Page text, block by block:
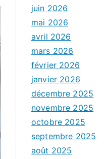
juin 2026
mai 2026
avril 2026
mars 2026
février 2026
janvier 2026
décembre 2025
novembre 2025
octobre 2025
septembre 2025
août 2025